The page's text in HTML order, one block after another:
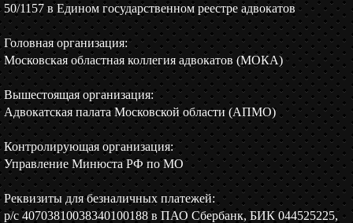
50/1157 в Едином государственном реестре адвокатов
Головная организация:
Московская областная коллегия адвокатов (МОКА)
Вышестоящая организация:
Адвокатская палата Московской области (АПМО)
Контролирующая организация:
Управление Минюста РФ по МО
Реквизиты для безналичных платежей:
р/c 40703810038340100188 в ПАО Сбербанк, БИК 044525225,